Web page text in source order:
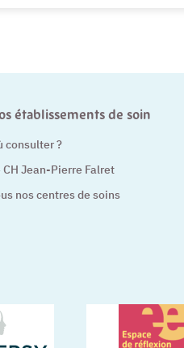
établissements de soin
consulter ?
CH Jean-Pierre Falret
nos centres de soins
– Nouvelle fenêtre